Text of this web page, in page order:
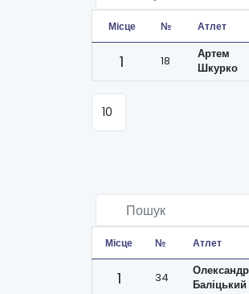
Місце № Атлет
1 18
Артем
Шкурко
Місце № Атлет
1 34
Олександр
Баліцький